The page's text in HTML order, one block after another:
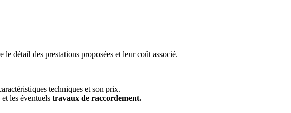
détail des prestations proposées et leur coût associé.
techniques et son prix.
les éventuels travaux de raccordement.